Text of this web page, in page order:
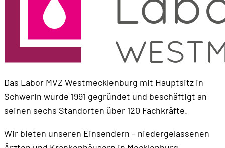
Das Labor MVZ Westmecklenburg mit Hauptsitz in
Schwerin wurde 1991 gegründet und beschäftigt an
seinen sechs Standorten über 120 Fachkräfte.
Wir bieten unseren Einsendern – niedergelassenen